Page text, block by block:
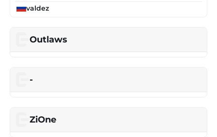
valdez
Outlaws
-
ZiOne